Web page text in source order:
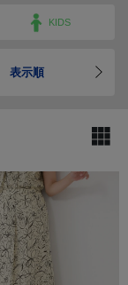
KIDS
表示順